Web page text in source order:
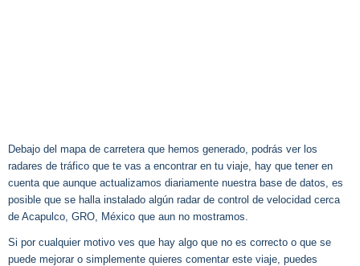
Debajo del mapa de carretera que hemos generado, podrás ver los
radares de tráfico que te vas a encontrar en tu viaje, hay que tener en
cuenta que aunque actualizamos diariamente nuestra base de datos, es
posible que se halla instalado algún radar de control de velocidad cerca
de Acapulco, GRO, México que aun no mostramos.
Si por cualquier motivo ves que hay algo que no es correcto o que se
puede mejorar o simplemente quieres comentar este viaje, puedes